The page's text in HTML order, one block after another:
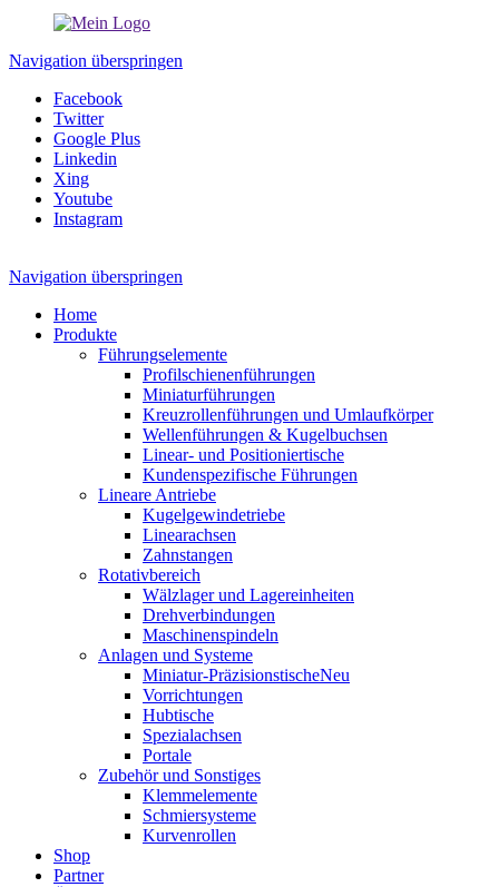
Navigation überspringen
Facebook
Twitter
Google Plus
Linkedin
Xing
Youtube
Instagram
Navigation überspringen
Home
Produkte
Führungselemente
Profilschienenführungen
Miniaturführungen
Kreuzrollenführungen und Umlaufkörper
Wellenführungen & Kugelbuchsen
Linear- und Positioniertische
Kundenspezifische Führungen
Lineare Antriebe
Kugelgewindetriebe
Linearachsen
Zahnstangen
Rotativbereich
Wälzlager und Lagereinheiten
Drehverbindungen
Maschinenspindeln
Anlagen und Systeme
Miniatur-PräzisionstischeNeu
Vorrichtungen
Hubtische
Spezialachsen
Portale
Zubehör und Sonstiges
Klemmelemente
Schmiersysteme
Kurvenrollen
Shop
Partner